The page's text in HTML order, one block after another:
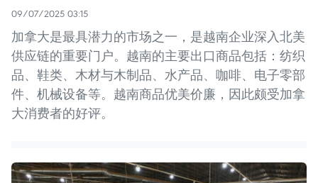
09/07/2025 03:15
加拿大是最具潜力的市场之一，是越南企业深入北美
供应链的重要门户。越南的主要出口商品包括：纺织
品、鞋类、木材与木制品、水产品、咖啡、电子零部
件、机械设备等。越南商品优美价廉，因此颇受加拿
大消费者的好评。